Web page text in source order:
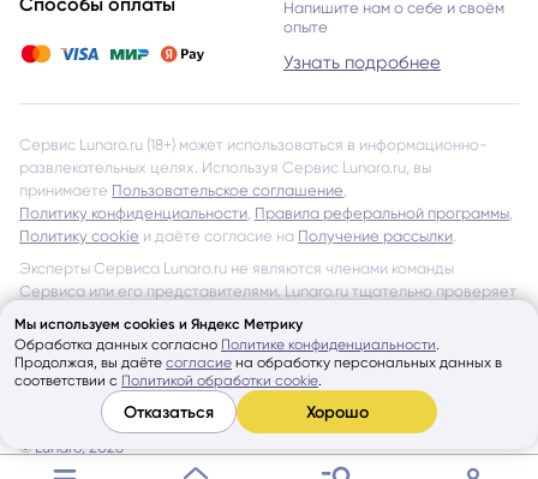
Мы используем cookies и Яндекс Метрику
Обработка данных согласно Политике конфиденциальности.
Продолжая, вы даёте согласие на обработку персональных данных в
соответствии с Политикой обработки cookie.
Отказаться Хорошо
Напишите нам о себе и своём
опыте
Узнать подробнее
Сервис Lunaro.ru (18+) может использоваться в информационно-
развлекательных целях. Используя Сервис Lunaro.ru, вы
принимаете Пользовательское соглашение,
Политику конфиденциальности, Правила реферальной программы,
Политику cookie и даёте согласие на Получение рассылки.
Эксперты Сервиса Lunaro.ru не являются членами команды
Сервиса или его представителями. Lunaro.ru тщательно проверяет
всех Экспертов и даёт допуск к работе через Сервис, однако
не несёт ответственности за обещания и утверждения, указанные
на страницах Экспертов и в отзывах других Пользователей
об Экспертах Сервиса.
Показать ещё
© Lunaro, 2026